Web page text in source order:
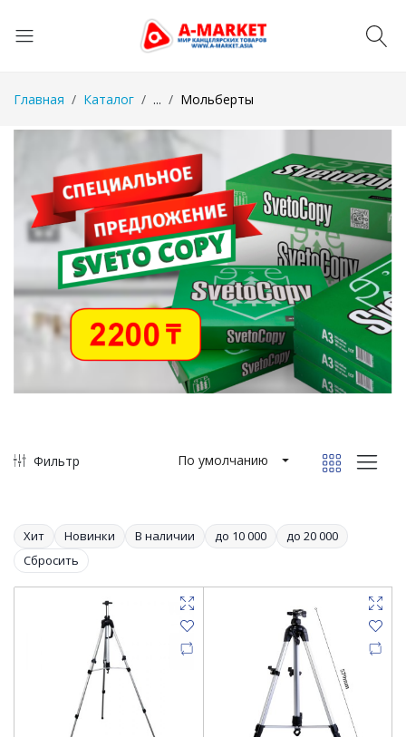
Главная Каталог ... Мольберты
Фильтр По умолчанию
Хит Новинки В наличии до 10 000
до 20 000
Сбросить